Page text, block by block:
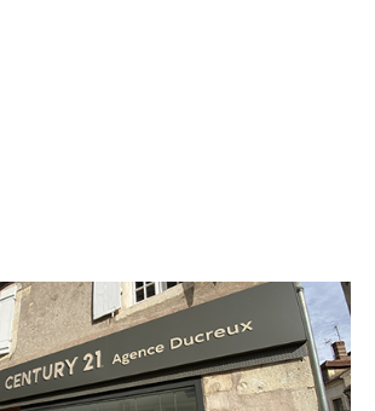
21 Agence Ducreux
2 rue Marié Davy
CLAMECY - 58500